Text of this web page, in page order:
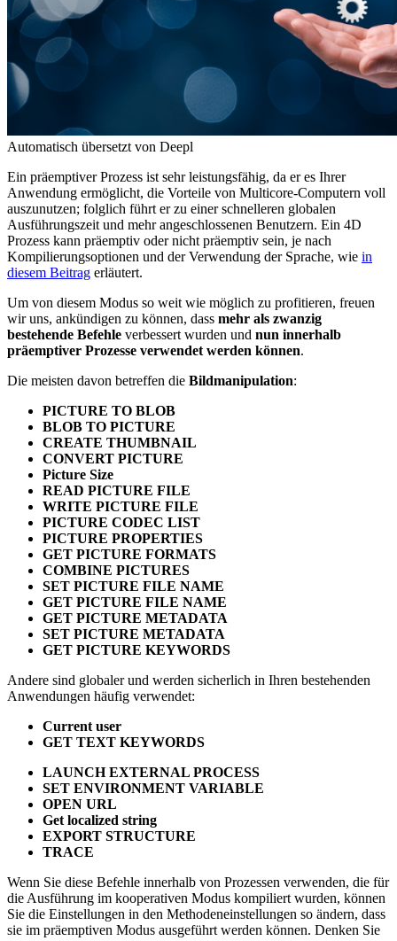
Automatisch übersetzt von Deepl
Ein präemptiver Prozess ist sehr leistungsfähig, da er es Ihrer
Anwendung ermöglicht, die Vorteile von Multicore-Computern voll
auszunutzen; folglich führt er zu einer schnelleren globalen
Ausführungszeit und mehr angeschlossenen Benutzern. Ein 4D
Prozess kann präemptiv oder nicht präemptiv sein, je nach
Kompilierungsoptionen und der Verwendung der Sprache, wie in
diesem Beitrag erläutert.
Um von diesem Modus so weit wie möglich zu profitieren, freuen
wir uns, ankündigen zu können, dass mehr als zwanzig
bestehende Befehle verbessert wurden und nun innerhalb
präemptiver Prozesse verwendet werden können.
Die meisten davon betreffen die Bildmanipulation:
PICTURE TO BLOB
BLOB TO PICTURE
CREATE THUMBNAIL
CONVERT PICTURE
Picture Size
READ PICTURE FILE
WRITE PICTURE FILE
PICTURE CODEC LIST
PICTURE PROPERTIES
GET PICTURE FORMATS
COMBINE PICTURES
SET PICTURE FILE NAME
GET PICTURE FILE NAME
GET PICTURE METADATA
SET PICTURE METADATA
GET PICTURE KEYWORDS
Andere sind globaler und werden sicherlich in Ihren bestehenden
Anwendungen häufig verwendet:
Current user
GET TEXT KEYWORDS
LAUNCH EXTERNAL PROCESS
SET ENVIRONMENT VARIABLE
OPEN URL
Get localized string
EXPORT STRUCTURE
TRACE
Wenn Sie diese Befehle innerhalb von Prozessen verwenden, die für
die Ausführung im kooperativen Modus kompiliert wurden, können
Sie die Einstellungen in den Methodeneinstellungen so ändern, dass
sie im präemptiven Modus ausgeführt werden können. Denken Sie